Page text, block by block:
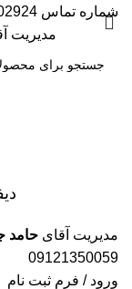
شماره تماس 02146802924-
مدیریت
مدیریت آقای حامد
09121350059
ورود / فرم ثبت نام